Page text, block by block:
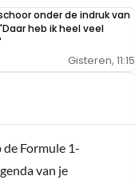
onder de indruk van
heb ik heel veel
Gisteren, 11:15
Formule 1-
van je